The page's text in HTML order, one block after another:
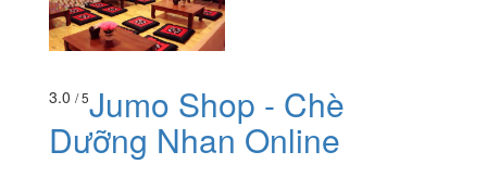
3.0 / 5Jumo Shop - Chè
Dưỡng Nhan Online